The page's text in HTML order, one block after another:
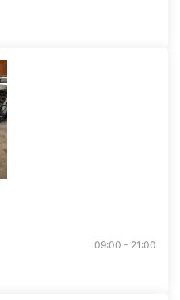
09:00 - 21:00